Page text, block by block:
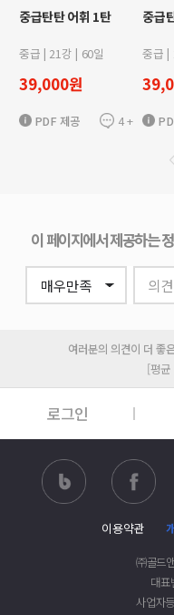
중급탄탄 어휘 1탄
중급 | 21강 | 60일
39,000원
PDF 제공 4+
중급
중급 |
이 페이지에서 제공하는
의
여러분의 의견이 더 좋
[평
로그인
이용약관
㈜골드
대표
사업자